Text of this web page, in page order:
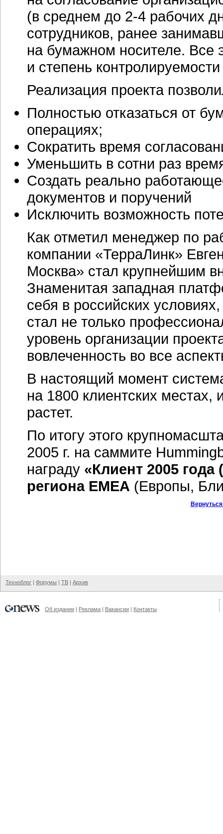
(в среднем до 2-4 рабочих
сотрудников, ранее
на бумажном носителе. Все
и степень
Реализация проекта
Полностью отказаться от
операциях;
Сократить время
Уменьшить в сотни раз
Создать реально
документов и поручений
Исключить возможность
Как отметил менеджер по
компании «ТерраЛинк»
Москва» стал крупнейшим
Знаменитая западная
себя в российских
стал не только
уровень организации
вовлеченность во все
В настоящий момент
на 1800 клиентских местах,
растет.
По итогу этого
2005 г. на саммите
награду «Клиент 2005 года
региона EMEA (Европы,
Техноблог | Форумы | ТВ | Архив
Об издании | Реклама | Вакансии | Контакты